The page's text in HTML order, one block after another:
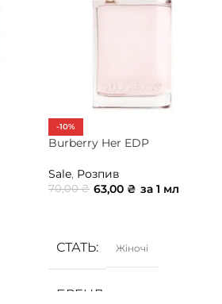
-10%
Burberry Her EDP
Sale, Розпив
70,00₴ 63,00 ₴ за 1 мл
СТАТЬ Жіночі
БРЕНД